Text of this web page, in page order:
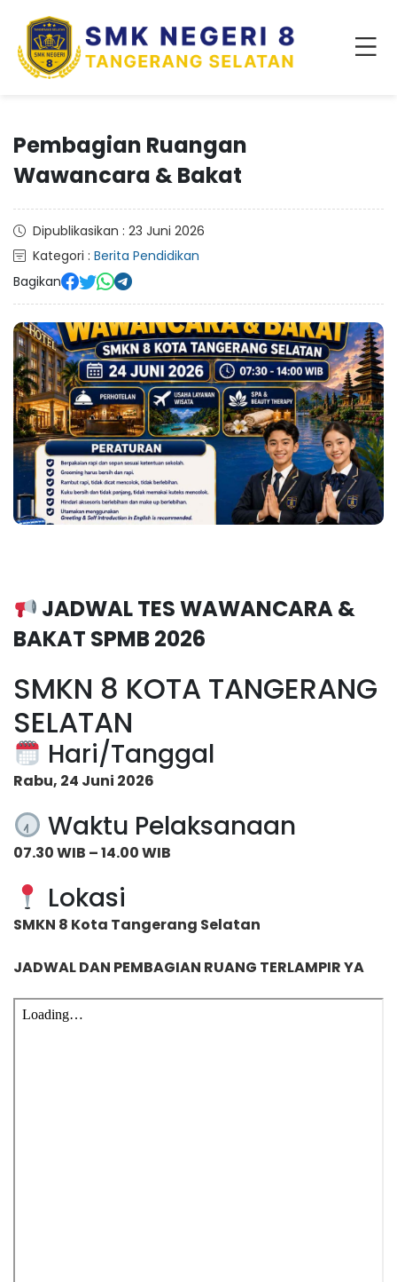
Pembagian Ruangan
Wawancara & Bakat
Dipublikasikan : 23 Juni 2026
Kategori : Berita Pendidikan
Bagikan
JADWAL TES WAWANCARA &
BAKAT SPMB 2026
SMKN 8 KOTA TANGERANG
SELATAN
Hari/Tanggal
Rabu, 24 Juni 2026
Waktu Pelaksanaan
07.30 WIB – 14.00 WIB
Lokasi
SMKN 8 Kota Tangerang Selatan
JADWAL DAN PEMBAGIAN RUANG TERLAMPIR YA